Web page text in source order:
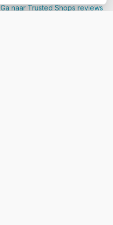
Ga naar Trusted Shops reviews